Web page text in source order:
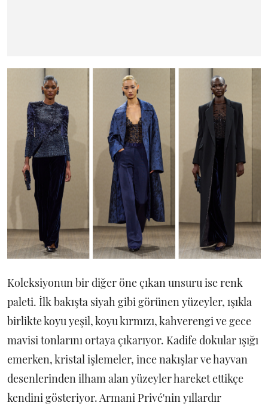
Koleksiyonun bir diğer öne çıkan unsuru ise renk
paleti. İlk bakışta siyah gibi görünen yüzeyler, ışıkla
birlikte koyu yeşil, koyu kırmızı, kahverengi ve gece
mavisi tonlarını ortaya çıkarıyor. Kadife dokular ışığı
emerken, kristal işlemeler, ince nakışlar ve hayvan
desenlerinden ilham alan yüzeyler hareket ettikçe
kendini gösteriyor. Armani Privé'nin yıllardır